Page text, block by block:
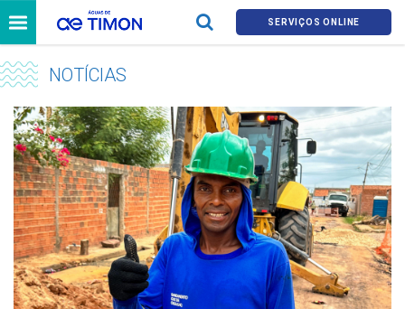
SERVIÇOS ONLINE
NOTÍCIAS